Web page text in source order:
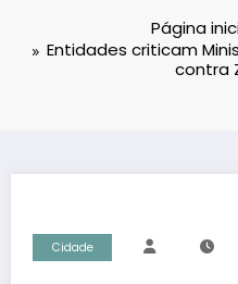
Página
Entidades criticam
contra
Cidade